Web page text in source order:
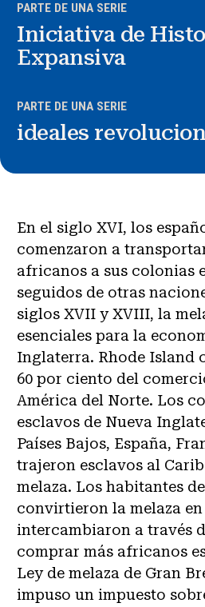
PARTE DE UNA SERIE
Iniciativa de
Expansiva
PARTE DE UNA SERIE
ideales
En el siglo XVI, los
comenzaron a
africanos a sus colonias
seguidos de otras
siglos XVII y XVIII, la
esenciales para la
Inglaterra. Rhode Island
60 por ciento del
América del Norte. Los
esclavos de Nueva
Países Bajos, España,
trajeron esclavos al
melaza. Los habitantes
convirtieron la melaza
intercambiaron a través
comprar más africanos
Ley de melaza de Gran
impuso un impuesto